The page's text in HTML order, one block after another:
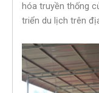
hóa truyền thống
triển du lịch trên